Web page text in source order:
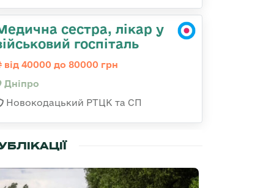
сестра, лікар у
госпіталь
від 40000 до 80000 грн
Дніпро
Новокодацький РТЦК та СП